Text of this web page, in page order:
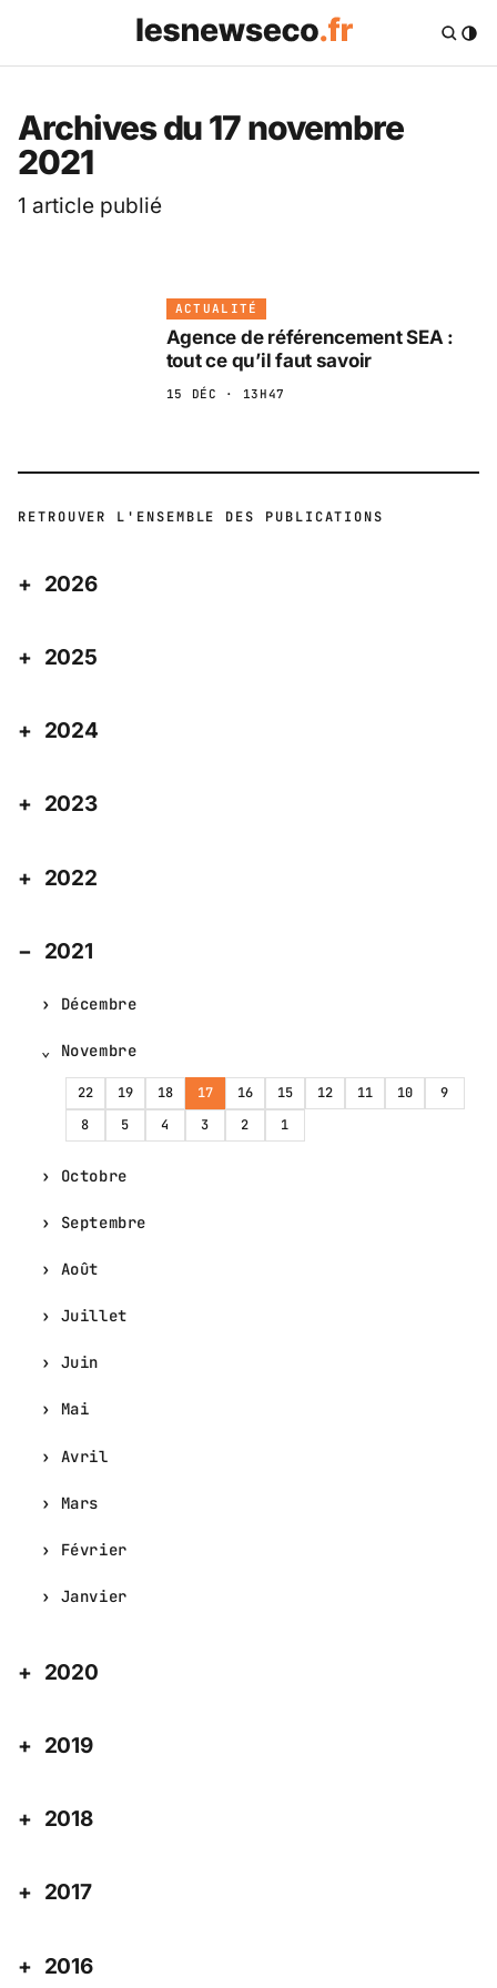
Les News Eco .fr —
Archives du 17 novembre
2021
1 article publié
ACTUALITÉ
Agence de référencement SEA :
tout ce qu’il faut savoir
15 DÉC · 13H47
RETROUVER L'ENSEMBLE DES PUBLICATIONS
2026
2025
2024
2023
2022
2021
Décembre
Novembre
22 19 18 17 16 15 12 11 10
9
8
5 4 3 2 1
Octobre
Septembre
Août
Juillet
Juin
Mai
Avril
Mars
Février
Janvier
2020
2019
2018
2017
2016